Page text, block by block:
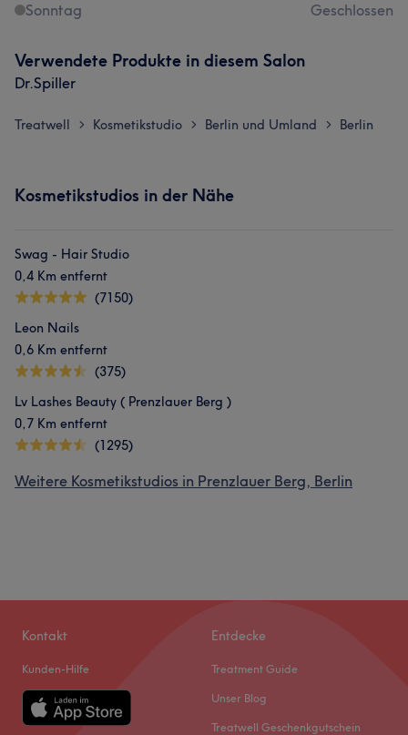
Sonntag
Geschlossen
Verwendete Produkte in diesem Salon
Dr.Spiller
Treatwell > Kosmetikstudio > Berlin und Umland > Berlin
Kosmetikstudios in der Nähe
Swag - Hair Studio
0,4 Km entfernt
(7150)
Leon Nails
0,6 Km entfernt
(375)
Lv Lashes Beauty ( Prenzlauer Berg )
0,7 Km entfernt
(1295)
Weitere Kosmetikstudios in Prenzlauer Berg, Berlin
Kontakt
Kunden-Hilfe
Entdecke
Treatment Guide
Unser Blog
Treatwell Geschenkgutschein